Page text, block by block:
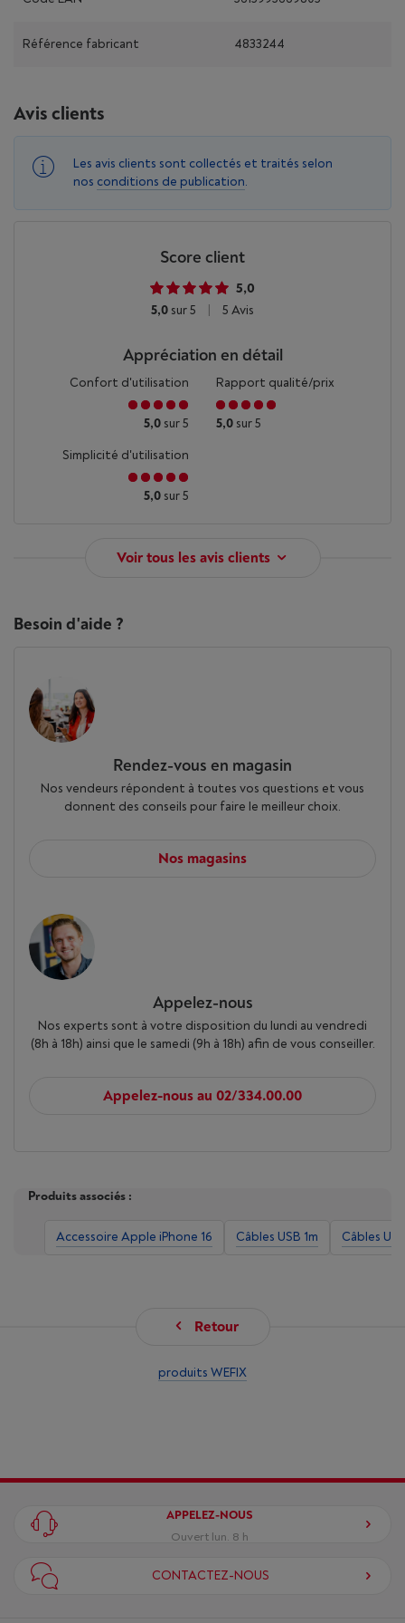
Référence fabricant 4833244
Avis clients
Les avis clients sont collectés et traités selon
nos conditions de publication.
Score client
5,0
5,0 sur 5 5 Avis
Appréciation en détail
Confort d'utilisation
5,0 sur 5
Rapport qualité/prix
5,0 sur 5
Simplicité d'utilisation
5,0 sur 5
Voir tous les avis clients
Besoin d'aide ?
Rendez-vous en magasin
Nos vendeurs répondent à toutes vos questions et vous
donnent des conseils pour faire le meilleur choix.
Nos magasins
Appelez-nous
Nos experts sont à votre disposition du lundi au vendredi
(8h à 18h) ainsi que le samedi (9h à 18h) afin de vous conseiller.
Appelez-nous au 02/334.00.00
Produits associés :
Accessoire Apple iPhone 16 Câbles USB 1m Câbles
Retour
produits WEFIX
APPELEZ-NOUS
Ouvert lun. 8 h
CONTACTEZ-NOUS